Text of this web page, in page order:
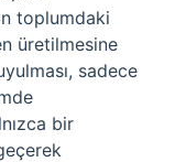
toplumdaki
üretilmesine
sadece
bir